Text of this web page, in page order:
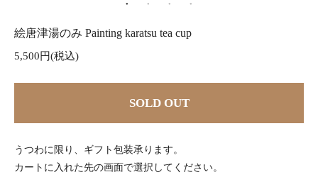
絵唐津湯のみ Painting karatsu tea cup
5,500円(税込)
SOLD OUT
うつわに限り、ギフト包装承ります。
カートに入れた先の画面で選択してください。